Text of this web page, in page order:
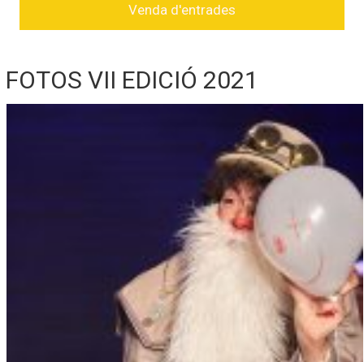
Venda d'entrades
FOTOS VII EDICIÓ 2021